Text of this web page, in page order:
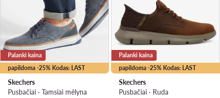
papildoma -25% Kodas: LAST
Palanki kaina
Skechers
Pusbačiai · Tamsiai mėlyna
papildoma -25% Kodas: LAST
Palanki kaina
Skechers
Pusbačiai · Ruda